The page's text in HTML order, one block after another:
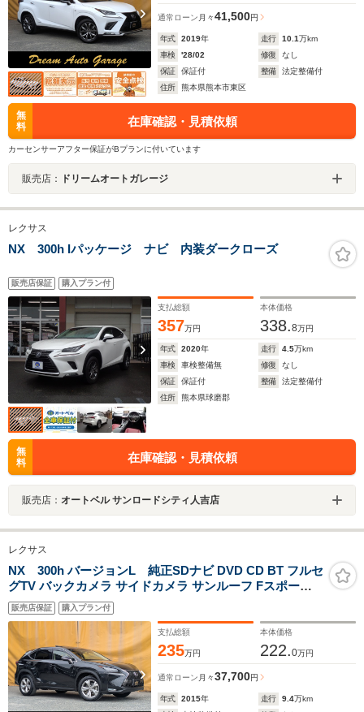
通常ローン 月々41,500円
年式 2019年 走行 10.1万km
車検
'28/02 修復
なし
保証
保証付 整備
法定整備付
住所
熊本県熊本市東区
無
料
在庫確認・見積依頼
カーセンサーアフター保証がBプランに付いています
販売店： ドリームオートガレージ
レクサス
NX 300h Iパッケージ ナビ 内装ダークローズ
販売店保証 購入プラン付
支払総額
357万円
本体価格
338.8万円
年式 2020年 走行 4.5万km
車検
車検整備無 修復
なし
保証
保証付 整備
法定整備付
住所
熊本県球磨郡
無
料
在庫確認・見積依頼
販売店： オートベル サンロードシティ人吉店
レクサス
NX 300h バージョンL 純正SDナビ DVD CD BT フルセ
グTV バックカメラ サイドカメラ サンルーフ Fスポーツ
タイプグリル パワーバックドア ブラックレザーシート(エ
アー ヒーター) パワーシート 3眼LEDヘッドライト LED
フォグランプ
販売店保証 購入プラン付
支払総額
235万円
本体価格
222.0万円
通常ローン 月々37,700円
年式 2015年 走行 9.4万km